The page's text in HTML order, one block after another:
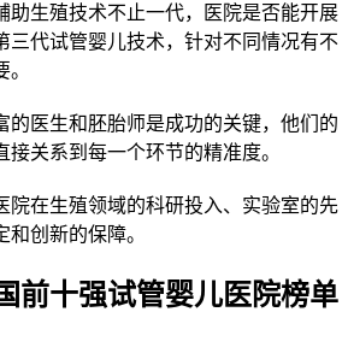
助生殖技术不止一代，医院是否能开展
三代试管婴儿技术，针对不同情况有不
的医生和胚胎师是成功的关键，他们的
关系到每一个环节的精准度。
院在生殖领域的科研投入、实验室的先
创新的保障。
前十强试管婴儿医院榜单